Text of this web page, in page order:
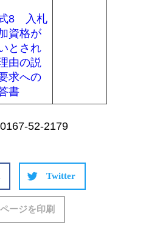
8 入札
資格が
とされ
由の説
求への
書
52-2179
Twitter
ージを印刷